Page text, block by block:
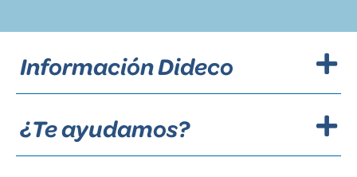
Información Dideco
¿Te ayudamos?